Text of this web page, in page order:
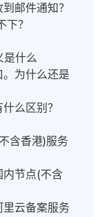
邮件通知？
？
是什么
为什么还是
么区别？
含香港)服务
内节点(不含
云备案服务